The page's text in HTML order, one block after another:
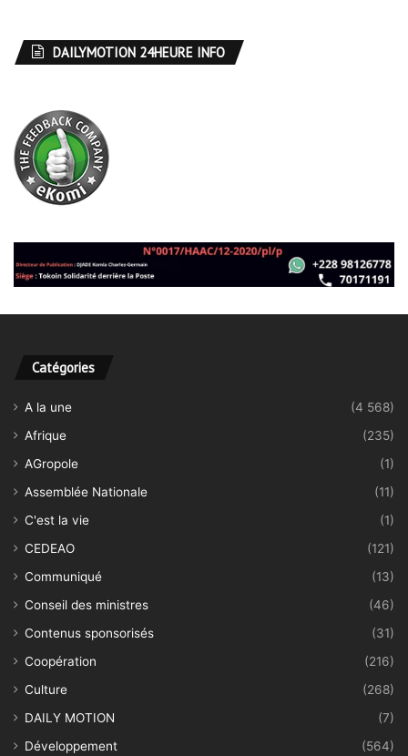
DAILYMOTION 24HEURE INFO
Catégories
A la une
(4 568)
Afrique
(235)
AGropole
(1)
Assemblée Nationale
(11)
C'est la vie
(1)
CEDEAO
(121)
Communiqué
(13)
Conseil des ministres
(46)
Contenus sponsorisés
(31)
Coopération
(216)
Culture
(268)
DAILY MOTION
(7)
Développement
(564)